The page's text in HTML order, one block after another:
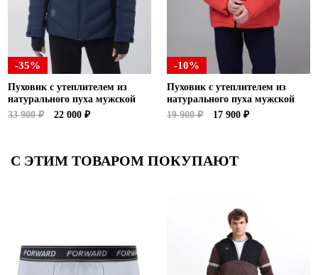
-35%
Пуховик с утеплителем из
натурального пуха мужской
33 900 ₽
22 000 ₽
-10%
Пуховик с утеплителем из
натурального пуха мужской
19 900 ₽
17 900 ₽
С ЭТИМ ТОВАРОМ ПОКУПАЮТ